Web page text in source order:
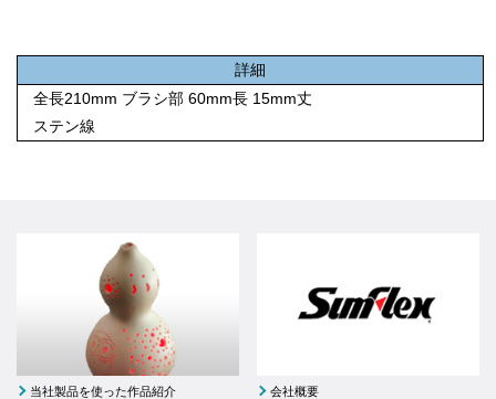
詳細
全長210mm ブラシ部 60mm長 15mm丈
ステン線
当社製品を使った作品紹介 会社概要